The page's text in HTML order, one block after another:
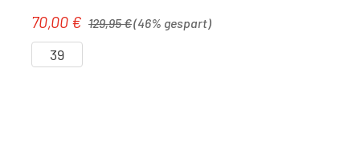
Verkaufspreis:
70,00 € Regulärer Preis:
129,95 €(46% gespart)
39